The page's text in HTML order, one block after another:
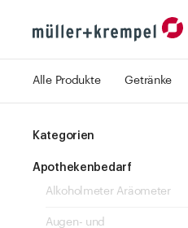
Alle Produkte Getränke
Kategorien
Apothekenbedarf
Alkoholmeter Aräometer
Augen- und